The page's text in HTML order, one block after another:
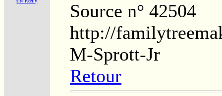
Source n° 42504
http://
M-Sprott-Jr
Retour